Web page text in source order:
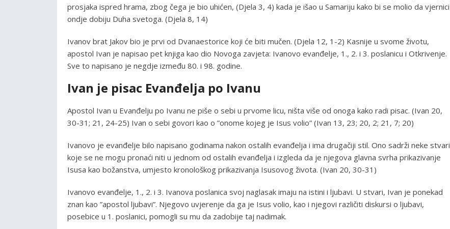
prosjaka ispred hrama, zbog čega je bio uhićen, (Djela 3, 4) kada je išao u Samariju kako bi se molio da vjernici
ondje dobiju Duha svetoga. (Djela 8, 14)
Ivanov brat Jakov bio je prvi od Dvanaestorice koji će biti mučen. (Djela 12, 1-2) Kasnije u svome životu,
apostol Ivan je napisao pet knjiga kao dio Novoga zavjeta: Ivanovo evanđelje, 1., 2. i 3. poslanicu i Otkrivenje.
Sve to napisano je negdje između 80. i 98. godine.
Ivan je pisac Evanđelja po Ivanu
Apostol Ivan u Evanđelju po Ivanu ne piše o sebi u prvome licu, ništa više od onoga kako radi pisac. (Ivan 20,
30-31; 21, 24-25) Ivan o sebi govori kao o ”onome kojeg je Isus volio” (Ivan 13, 23; 20, 2; 21, 7; 20)
Ivanovo je evanđelje bilo napisano godinama nakon ostalih evanđelja i ima drugačiji stil. Ono sadrži neke stvari
koje se ne mogu pronaći niti u jednom od ostalih evanđelja i izgleda da je njegova glavna svrha prikazivanje
Isusa kao božanstva, umjesto kronološkog prikazivanja Isusovog života. (Ivan 20, 30-31)
Ivanovo evanđelje, 1., 2. i 3. Ivanova poslanica svoj naglasak imaju na istini i ljubavi. U stvari, Ivan je ponekad
znan kao ”apostol ljubavi”. Njegovo uvjerenje da ga je Isus volio, kao i njegovi različiti diskursi o ljubavi,
posebice u 1. poslanici, pomogli su mu da zadobije taj nadimak.